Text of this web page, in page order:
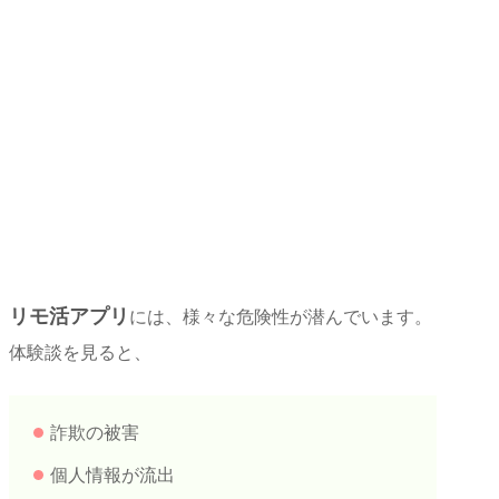
リモ活アプリ には、様々な危険性が潜んでいます。
体験談を見ると、
詐欺の被害
個人情報が流出